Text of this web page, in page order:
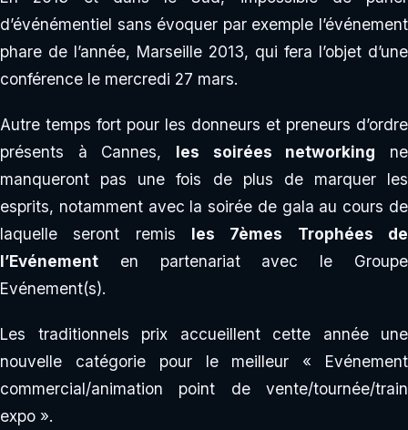
d’événémentiel sans évoquer par exemple l’événement
phare de l’année, Marseille 2013, qui fera l’objet d’une
conférence le mercredi 27 mars.
Autre temps fort pour les donneurs et preneurs d’ordre
présents à Cannes, les soirées networking ne
manqueront pas une fois de plus de marquer les
esprits, notamment avec la soirée de gala au cours de
laquelle seront remis les 7èmes Trophées de
l’Evénement en partenariat avec le Groupe
Evénement(s).
Les traditionnels prix accueillent cette année une
nouvelle catégorie pour le meilleur « Evénement
commercial/animation point de vente/tournée/train
expo ».